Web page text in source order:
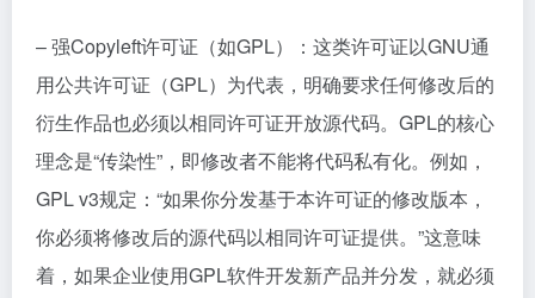
– 强Copyleft许可证（如GPL）：这类许可证以GNU通
用公共许可证（GPL）为代表，明确要求任何修改后的
衍生作品也必须以相同许可证开放源代码。GPL的核心
理念是“传染性”，即修改者不能将代码私有化。例如，
GPL v3规定：“如果你分发基于本许可证的修改版本，
你必须将修改后的源代码以相同许可证提供。”这意味
着，如果企业使用GPL软件开发新产品并分发，就必须